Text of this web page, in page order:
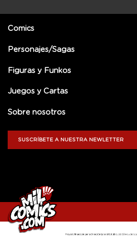
Comics
Personajes/Sagas
Figuras y Funkos
Juegos y Cartas
Sobre nosotros
SUSCRÍBETE A NUESTRA NEWLETTER